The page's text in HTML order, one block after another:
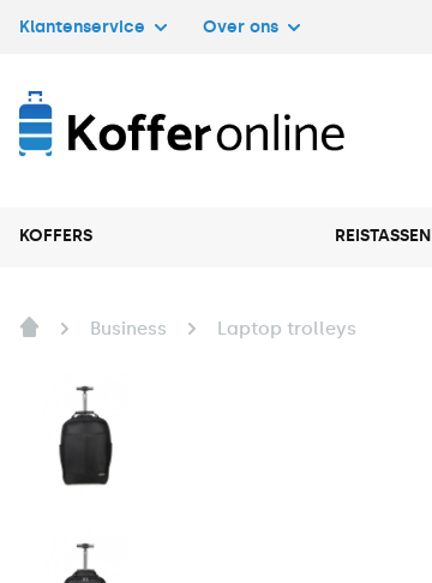
Klantenservice Over ons
KOFFERS REISTASSEN
Business Laptop trolleys